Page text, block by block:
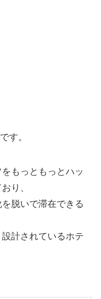
す。
もっともっとハッ
り、
脱いで滞在できる
計されているホテ